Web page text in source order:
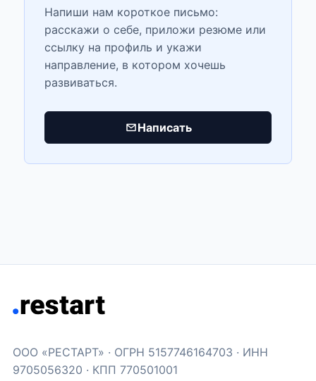
Напиши нам короткое письмо:
расскажи о себе, приложи резюме или
ссылку на профиль и укажи
направление, в котором хочешь
развиваться.
Написать
ООО «РЕСТАРТ» · ОГРН 5157746164703 · ИНН
9705056320 · КПП 770501001